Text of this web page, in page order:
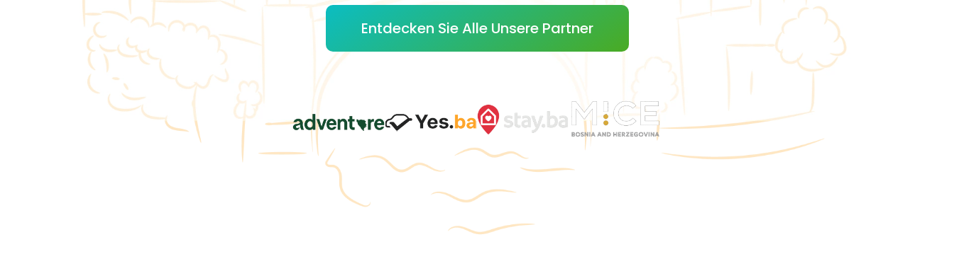
Entdecken Sie Alle Unsere Partner